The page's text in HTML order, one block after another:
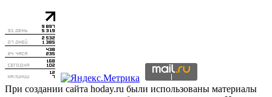
При создании сайта hoday.ru были использованы материалы